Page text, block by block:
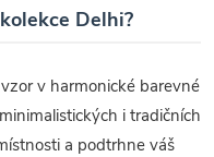
Delhi?
v harmonické barevné
i tradičních
a podtrhne váš